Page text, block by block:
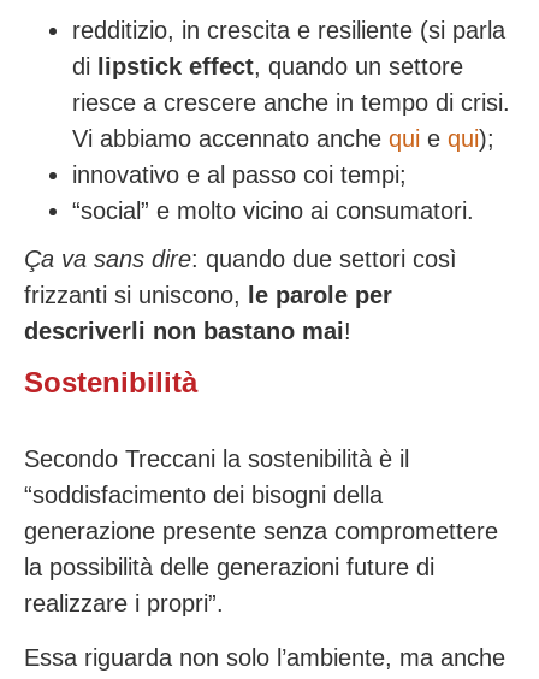
redditizio, in crescita e resiliente (si parla
di lipstick effect, quando un settore
riesce a crescere anche in tempo di crisi.
Vi abbiamo accennato anche qui e qui);
innovativo e al passo coi tempi;
“social” e molto vicino ai consumatori.
Ça va sans dire: quando due settori così
frizzanti si uniscono,
le parole per
descriverli non bastano mai!
Sostenibilità
Secondo Treccani la sostenibilità è il
“soddisfacimento dei bisogni della
generazione presente senza compromettere
la possibilità delle generazioni future di
realizzare i propri”.
Essa riguarda non solo l’ambiente, ma anche